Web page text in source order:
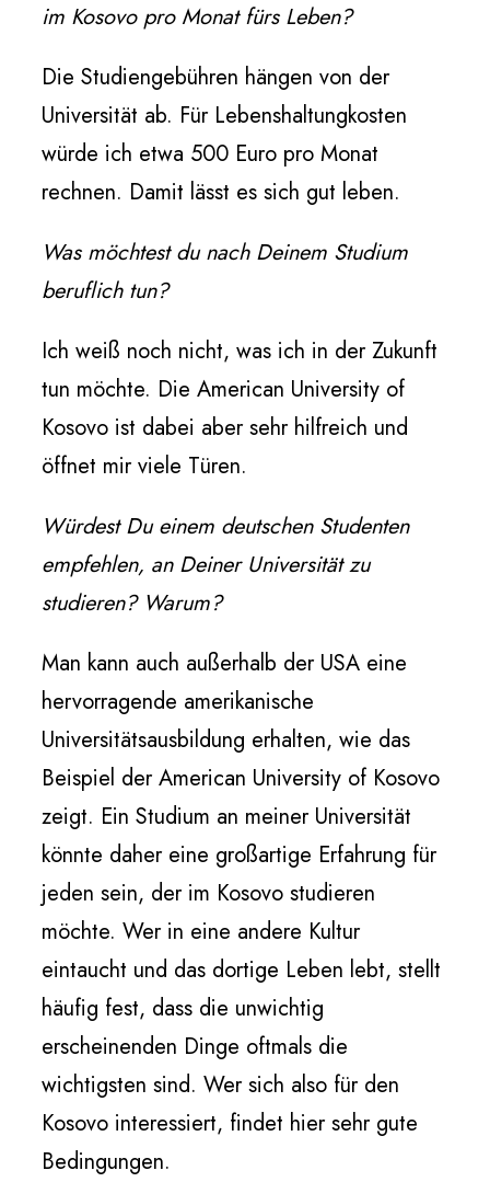
im Kosovo pro Monat fürs Leben?
Die Studiengebühren hängen von der
Universität ab. Für Lebenshaltungkosten
würde ich etwa 500 Euro pro Monat
rechnen. Damit lässt es sich gut leben.
Was möchtest du nach Deinem Studium
beruflich tun?
Ich weiß noch nicht, was ich in der Zukunft
tun möchte. Die American University of
Kosovo ist dabei aber sehr hilfreich und
öffnet mir viele Türen.
Würdest Du einem deutschen Studenten
empfehlen, an Deiner Universität zu
studieren? Warum?
Man kann auch außerhalb der USA eine
hervorragende amerikanische
Universitätsausbildung erhalten, wie das
Beispiel der American University of Kosovo
zeigt. Ein Studium an meiner Universität
könnte daher eine großartige Erfahrung für
jeden sein, der im Kosovo studieren
möchte. Wer in eine andere Kultur
eintaucht und das dortige Leben lebt, stellt
häufig fest, dass die unwichtig
erscheinenden Dinge oftmals die
wichtigsten sind. Wer sich also für den
Kosovo interessiert, findet hier sehr gute
Bedingungen.